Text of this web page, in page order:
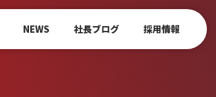
NEWS 社長ブログ 採用情報